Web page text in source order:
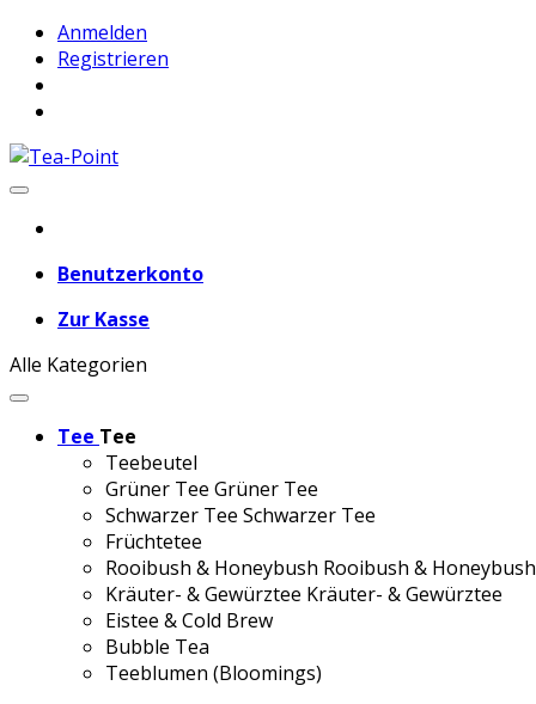
Anmelden
Registrieren
Benutzerkonto
Zur Kasse
Alle Kategorien
Tee Tee
Teebeutel
Grüner Tee Grüner Tee
Schwarzer Tee Schwarzer Tee
Früchtetee
Rooibush & Honeybush Rooibush & Honeybush
Kräuter- & Gewürztee Kräuter- & Gewürztee
Eistee & Cold Brew
Bubble Tea
Teeblumen (Bloomings)